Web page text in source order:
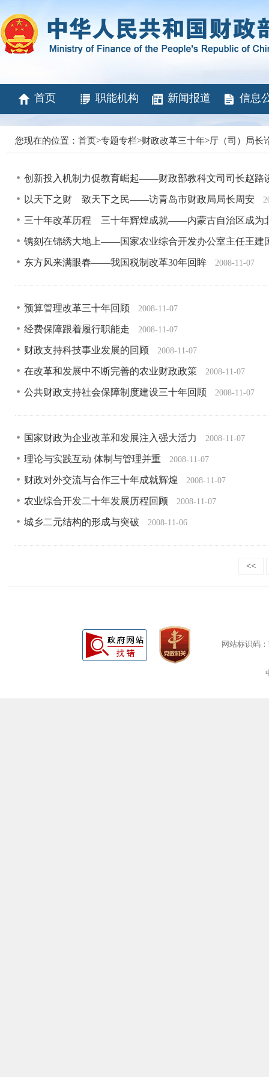
首页 职能机构 新闻报道 信息
您现在的位置： 首页>专题专栏>财政改革三十年>厅（司）局长
创新投入机制力促教育崛起——财政部教科文司司长赵路
以天下之财 致天下之民——访青岛市财政局局长周安
三十年改革历程 三十年辉煌成就——内蒙古自治区成为
镌刻在锦绣大地上——国家农业综合开发办公室主任王
东方风来满眼春——我国税制改革30年回眸 2008-11-07
预算管理改革三十年回顾 2008-11-07
经费保障跟着履行职能走 2008-11-07
财政支持科技事业发展的回顾 2008-11-07
在改革和发展中不断完善的农业财政政策 2008-11-07
公共财政支持社会保障制度建设三十年回顾 2008-11-07
国家财政为企业改革和发展注入强大活力 2008-11-07
理论与实践互动 体制与管理并重 2008-11-07
财政对外交流与合作三十年成就辉煌 2008-11-07
农业综合开发二十年发展历程回顾 2008-11-07
城乡二元结构的形成与突破 2008-11-06
<<
网站标识码